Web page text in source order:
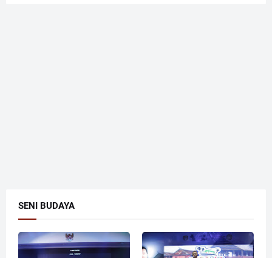
SENI BUDAYA